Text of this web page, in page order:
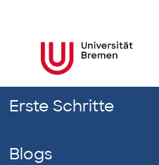
Erste Schritte
Blogs